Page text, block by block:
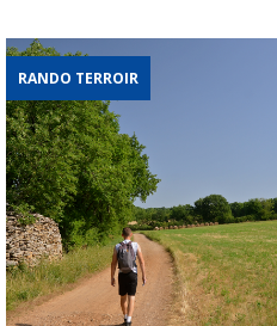
RANDO TERROIR